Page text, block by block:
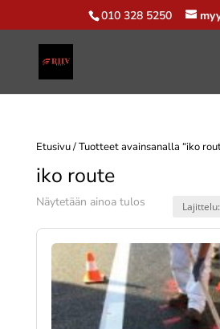
010 328 5250
Etusivu/ Tuotteet avainsanalla “iko
iko route
Näytetään ainoa tulos